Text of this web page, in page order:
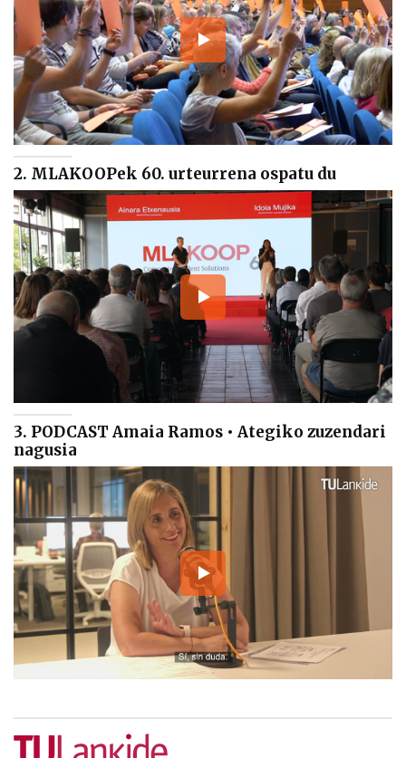
2. MLAKOOPek 60. urteurrena ospatu du
3. PODCAST Amaia Ramos • Ategiko zuzendari
nagusia